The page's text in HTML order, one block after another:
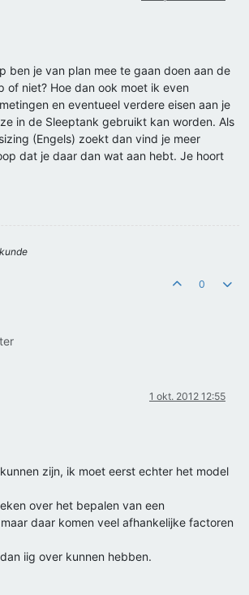
ben je van plan mee te gaan doen aan de
of niet? Hoe dan ook moet ik even
en eventueel verdere eisen aan je
in de Sleeptank gebruikt kan worden. Als
(Engels) zoekt dan vind je meer
dat je daar dan wat aan hebt. Je hoort
0
1 okt. 2012 12:55
zijn, ik moet eerst echter het model
over het bepalen van een
daar komen veel afhankelijke factoren
iig over kunnen hebben.